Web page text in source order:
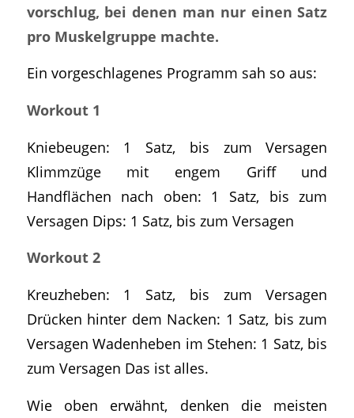
vorschlug, bei denen man nur einen Satz
pro Muskelgruppe machte.
Ein vorgeschlagenes Programm sah so aus:
Workout 1
Kniebeugen: 1 Satz, bis zum Versagen
Klimmzüge mit engem Griff und
Handflächen nach oben: 1 Satz, bis zum
Versagen Dips: 1 Satz, bis zum Versagen
Workout 2
Kreuzheben: 1 Satz, bis zum Versagen
Drücken hinter dem Nacken: 1 Satz, bis zum
Versagen Wadenheben im Stehen: 1 Satz, bis
zum Versagen Das ist alles.
Wie oben erwähnt, denken die meisten